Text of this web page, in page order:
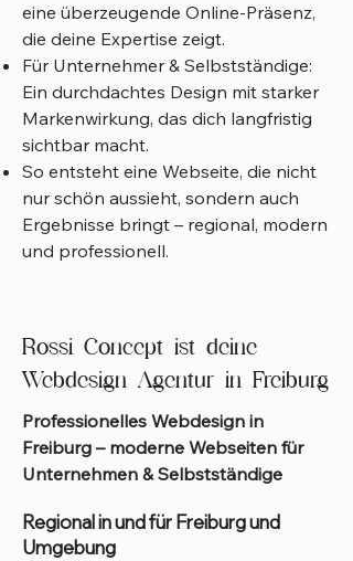
eine überzeugende Online-Präsenz,
die deine Expertise zeigt.
Für Unternehmer & Selbstständige:
Ein durchdachtes Design mit starker
Markenwirkung, das dich langfristig
sichtbar macht.
So entsteht eine Webseite, die nicht
nur schön aussieht, sondern auch
Ergebnisse bringt – regional, modern
und professionell.
Rossi Concept ist deine
Webdesign Agentur in Freiburg
Professionelles Webdesign in
Freiburg – moderne Webseiten für
Unternehmen & Selbstständige
Regional in und für Freiburg und
Umgebung